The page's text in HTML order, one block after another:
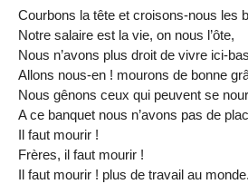
Courbons la tête et croisons-nous les
Notre salaire est la vie, on nous l’ôte,
Nous n’avons plus droit de vivre ici-
Allons nous-en ! mourons de bonne
Nous gênons ceux qui peuvent se
A ce banquet nous n’avons pas de
Il faut mourir !
Frères, il faut mourir !
Il faut mourir ! plus de travail au monde.